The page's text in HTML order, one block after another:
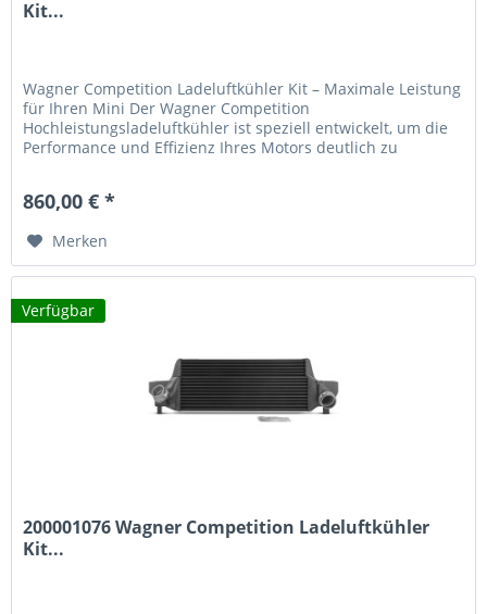
Kit...
Wagner Competition Ladeluftkühler Kit – Maximale Leistung
für Ihren Mini Der Wagner Competition
Hochleistungsladeluftkühler ist speziell entwickelt, um die
Performance und Effizienz Ihres Motors deutlich zu
erreichen Sie spürbare Leistungszuwächse. Hauptmerkmale
860,00 € *
Merken
Verfügbar
200001076 Wagner Competition Ladeluftkühler
Kit...